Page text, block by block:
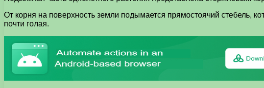
От корня на поверхность земли подымается прямостоячий стебель,
почти голая.